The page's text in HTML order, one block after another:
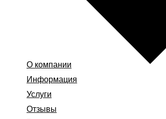
О компании
Информация
Услуги
Отзывы